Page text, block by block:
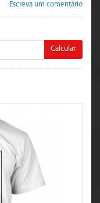
Escreva um comentário
Calcular